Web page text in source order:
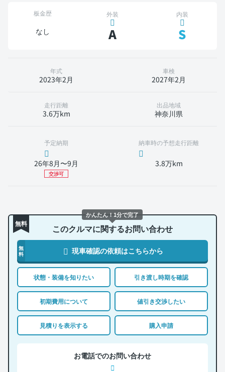
板金歴
なし
外装
A
内装
S
年式
2023年2月
車検
2027年2月
走行距離
3.6万km
出品地域
神奈川県
予定納期
26年8月〜9月
交渉可
納車時の予想走行距離
3.8万km
無料 このクルマに関するお問い合わせ
無
料
現車確認の依頼はこちらから
状態・装備を知りたい 引き渡し時期を確認
初期費用について 値引き交渉したい
見積りを表示する 購入申請
お電話でのお問い合わせ
かんたん！1分で完了